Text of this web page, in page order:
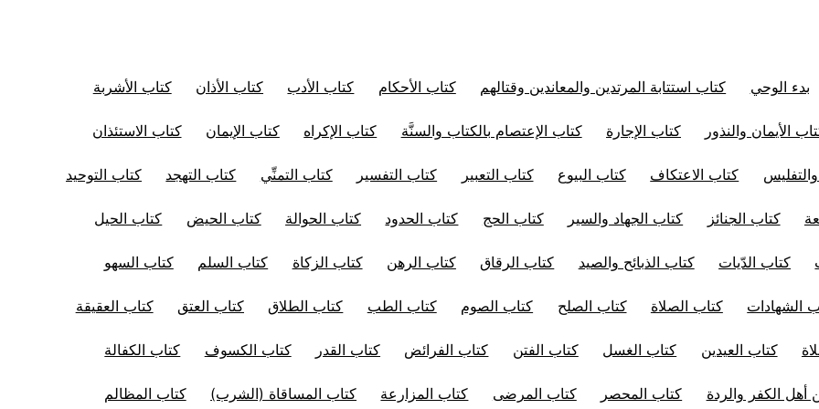
بدء الوحي كتاب استتابة المرتدين والمعاندين وقتالهم كتاب الأحكام كتاب الأدب كتاب الأذان كتاب الأشربة
الأيمان والنذور كتاب الإجارة كتاب الإعتصام بالكتاب والسنَّة كتاب الإكراه كتاب الإيمان كتاب الاستئذان
كتاب الاعتكاف كتاب البيوع كتاب التعبير كتاب التفسير كتاب التمنِّي كتاب التهجد كتاب التوحيد
كتاب الجنائز كتاب الجهاد والسير كتاب الحج كتاب الحدود كتاب الحوالة كتاب الحيض كتاب الحيل
كتاب الدّيات كتاب الذبائح والصيد كتاب الرقاق كتاب الرهن كتاب الزكاة كتاب السلم كتاب السهو
الشهادات كتاب الصلاة كتاب الصلح كتاب الصوم كتاب الطب كتاب الطلاق كتاب العتق كتاب العقيقة
كتاب العيدين كتاب الغسل كتاب الفتن كتاب الفرائض كتاب القدر كتاب الكسوف كتاب الكفالة
أهل الكفر والردة كتاب المحصر كتاب المرضى كتاب المزارعة كتاب المساقاة (الشرب) كتاب المظالم